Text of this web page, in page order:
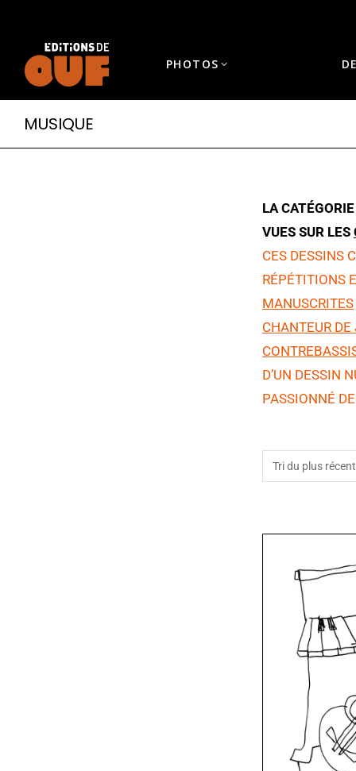
PHOTOS
MUSIQUE
LA
VUES SUR LES
CES DESSINS
RÉPÉTITIONS
MANUSCRITES
CHANTEUR
D’UN DESSIN
PASSIONNÉ